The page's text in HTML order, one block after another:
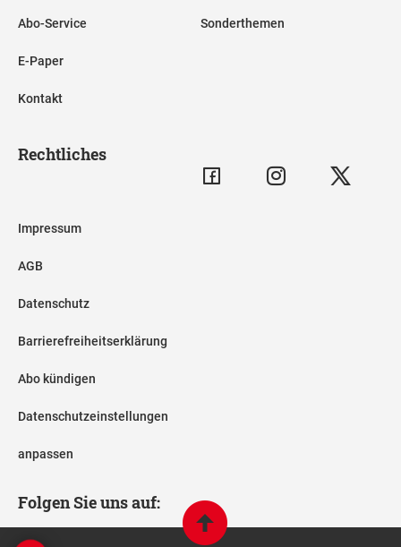
Abo-Service
E-Paper
Kontakt
Sonderthemen
Rechtliches
Impressum
AGB
Datenschutz
Barrierefreiheitserklärung
Abo kündigen
Datenschutzeinstellungen
anpassen
Folgen Sie uns auf: